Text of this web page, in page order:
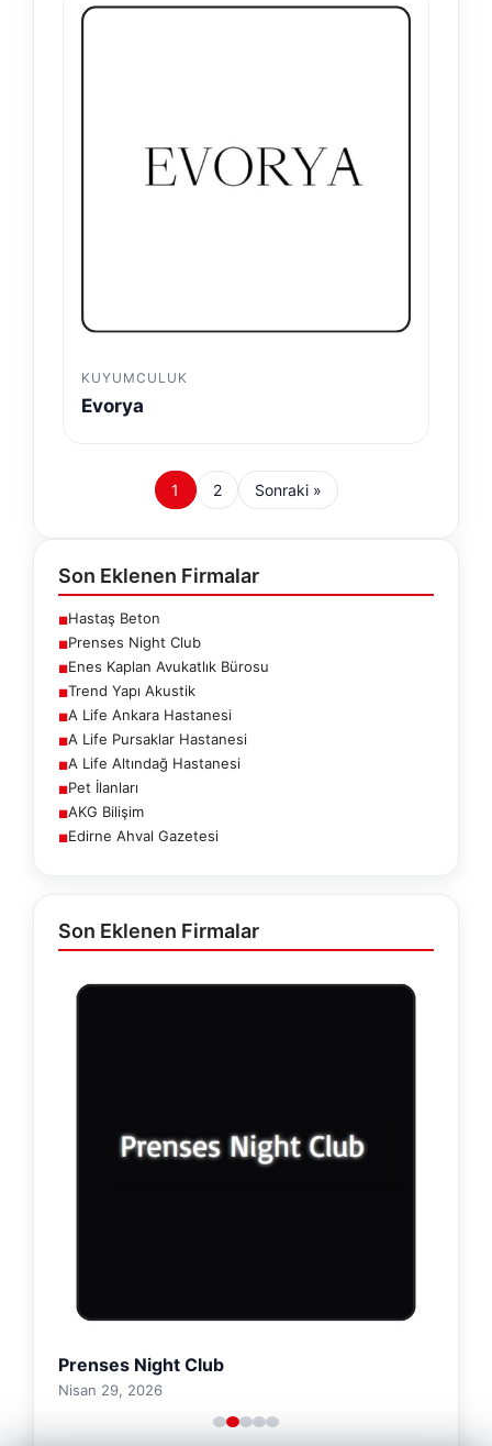
KUYUMCULUK
Evorya
1 2 Sonraki »
Son Eklenen Firmalar
■Hastaş Beton
■Prenses Night Club
■Enes Kaplan Avukatlık Bürosu
■Trend Yapı Akustik
■A Life Ankara Hastanesi
■A Life Pursaklar Hastanesi
■A Life Altındağ Hastanesi
■Pet İlanları
■AKG Bilişim
■Edirne Ahval Gazetesi
Son Eklenen Firmalar
Prenses Night Club
Nisan 29, 2026